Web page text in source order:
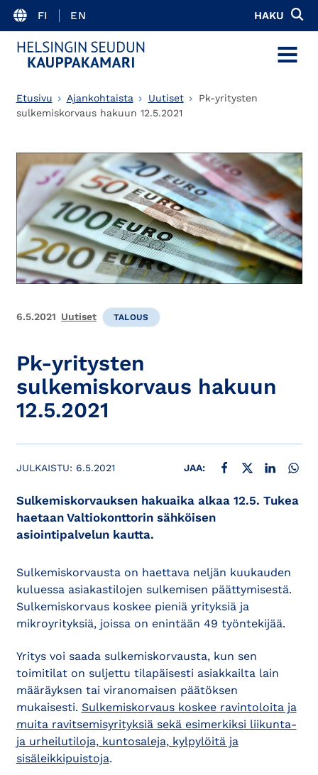
FI EN HAKU
MENU
Etusivu Ajankohtaista Uutiset
Pk-yritysten
sulkemiskorvaus hakuun 12.5.2021
6.5.2021 Uutiset TALOUS
Pk-yritysten
sulkemiskorvaus hakuun
12.5.2021
JULKAISTU: 6.5.2021 JAA: JAA FACEBOOKISSA
JAA X:SSÄ JAA
Sulkemiskorvauksen hakuaika alkaa 12.5. Tukea
haetaan Valtiokonttorin sähköisen
asiointipalvelun kautta.
Sulkemiskorvausta on haettava neljän kuukauden
kuluessa asiakastilojen sulkemisen päättymisestä.
Sulkemiskorvaus koskee pieniä yrityksiä ja
mikroyrityksiä, joissa on enintään 49 työntekijää.
Yritys voi saada sulkemiskorvausta, kun sen
toimitilat on suljettu tilapäisesti asiakkailta lain
määräyksen tai viranomaisen päätöksen
mukaisesti. Sulkemiskorvaus koskee ravintoloita ja
muita ravitsemisyrityksiä sekä esimerkiksi liikunta-
ja urheilutiloja, kuntosaleja, kylpylöitä ja
sisäleikkipuistoja.